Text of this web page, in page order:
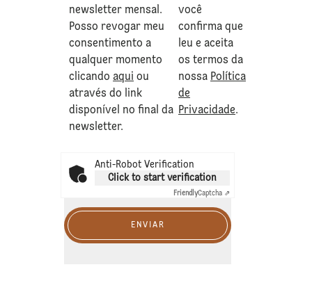
newsletter mensal.
Posso revogar meu
consentimento a
qualquer momento
clicando aqui ou
através do link
disponível no final da
newsletter.
você
confirma que
leu e aceita
os termos da
nossa Política
de
Privacidade.
Anti-Robot Verification
Click to start verification
FriendlyCaptcha ⇗
ENVIAR